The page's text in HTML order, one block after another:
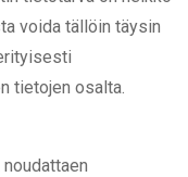
voida tällöin täysin
tietojen osalta.